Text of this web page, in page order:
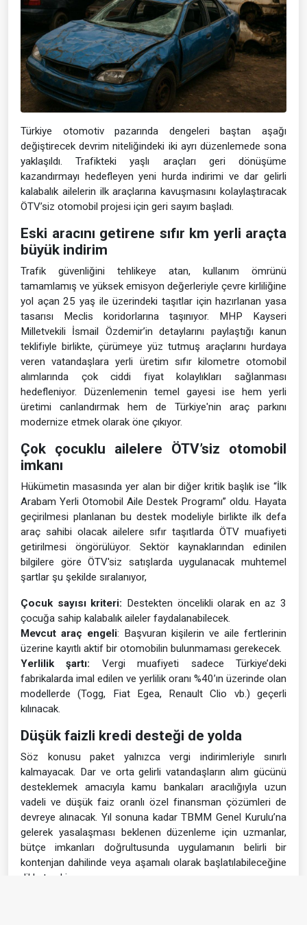
Türkiye otomotiv pazarında dengeleri baştan aşağı
değiştirecek devrim niteliğindeki iki ayrı düzenlemede sona
yaklaşıldı. Trafikteki yaşlı araçları geri dönüşüme
kazandırmayı hedefleyen yeni hurda indirimi ve dar gelirli
kalabalık ailelerin ilk araçlarına kavuşmasını kolaylaştıracak
ÖTV’siz otomobil projesi için geri sayım başladı.
Eski aracını getirene sıfır km yerli araçta
büyük indirim
Trafik güvenliğini tehlikeye atan, kullanım ömrünü
tamamlamış ve yüksek emisyon değerleriyle çevre kirliliğine
yol açan 25 yaş ile üzerindeki taşıtlar için hazırlanan yasa
tasarısı Meclis koridorlarına taşınıyor. MHP Kayseri
Milletvekili İsmail Özdemir’in detaylarını paylaştığı kanun
teklifiyle birlikte, çürümeye yüz tutmuş araçlarını hurdaya
veren vatandaşlara yerli üretim sıfır kilometre otomobil
alımlarında çok ciddi fiyat kolaylıkları sağlanması
hedefleniyor. Düzenlemenin temel gayesi ise hem yerli
üretimi canlandırmak hem de Türkiye'nin araç parkını
modernize etmek olarak öne çıkıyor.
Çok çocuklu ailelere ÖTV’siz otomobil
imkanı
Hükümetin masasında yer alan bir diğer kritik başlık ise “İlk
Arabam Yerli Otomobil Aile Destek Programı” oldu. Hayata
geçirilmesi planlanan bu destek modeliyle birlikte ilk defa
araç sahibi olacak ailelere sıfır taşıtlarda ÖTV muafiyeti
getirilmesi öngörülüyor. Sektör kaynaklarından edinilen
bilgilere göre ÖTV'siz satışlarda uygulanacak muhtemel
şartlar şu şekilde sıralanıyor,
Çocuk sayısı kriteri: Destekten öncelikli olarak en az 3
çocuğa sahip kalabalık aileler faydalanabilecek.
Mevcut araç engeli: Başvuran kişilerin ve aile fertlerinin
üzerine kayıtlı aktif bir otomobilin bulunmaması gerekecek.
Yerlilik şartı: Vergi muafiyeti sadece Türkiye’deki
fabrikalarda imal edilen ve yerlilik oranı %40’ın üzerinde olan
modellerde (Togg, Fiat Egea, Renault Clio vb.) geçerli
kılınacak.
Düşük faizli kredi desteği de yolda
Söz konusu paket yalnızca vergi indirimleriyle sınırlı
kalmayacak. Dar ve orta gelirli vatandaşların alım gücünü
desteklemek amacıyla kamu bankaları aracılığıyla uzun
vadeli ve düşük faiz oranlı özel finansman çözümleri de
devreye alınacak. Yıl sonuna kadar TBMM Genel Kurulu’na
gelerek yasalaşması beklenen düzenleme için uzmanlar,
bütçe imkanları doğrultusunda uygulamanın belirli bir
kontenjan dahilinde veya aşamalı olarak başlatılabileceğine
dikkat çekiyor.